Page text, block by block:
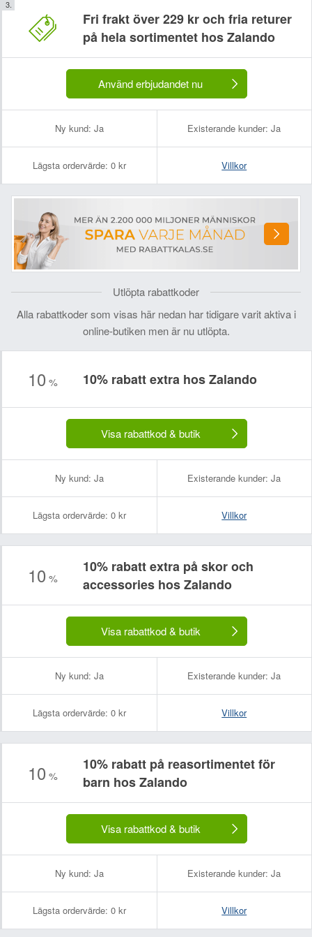
Fri frakt över 229 kr och fria returer
på hela sortimentet hos Zalando
Använd erbjudandet nu
Ny kund: Ja Existerande kunder: Ja
Lägsta ordervärde: 0 kr Villkor
Utlöpta rabattkoder
Alla rabattkoder som visas här nedan har tidigare varit aktiva i
online-butiken men är nu utlöpta.
10 % 10% rabatt extra hos Zalando
Visa rabattkod & butik
Ny kund: Ja Existerande kunder: Ja
Lägsta ordervärde: 0 kr Villkor
10 %
10% rabatt extra på skor och
accessories hos Zalando
Visa rabattkod & butik
Ny kund: Ja Existerande kunder: Ja
Lägsta ordervärde: 0 kr Villkor
10 %
10% rabatt på reasortimentet för
barn hos Zalando
Visa rabattkod & butik
Ny kund: Ja Existerande kunder: Ja
Lägsta ordervärde: 0 kr Villkor